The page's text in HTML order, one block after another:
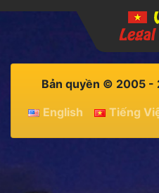
Bản quyền © 2005 -
English
Tiếng